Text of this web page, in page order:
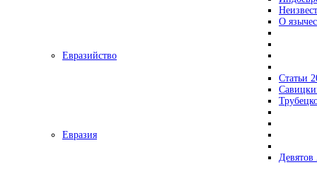
О
Евразийство
Статьи
Евразия